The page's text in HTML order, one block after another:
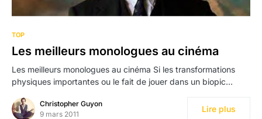
TOP
Les meilleurs monologues au cinéma
Les meilleurs monologues au cinéma Si les transformations
physiques importantes ou le fait de jouer dans un biopic…
Christopher Guyon
9 mars 2011
Lire plus